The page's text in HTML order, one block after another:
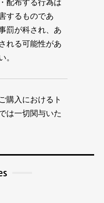
配布する行為は
するものであ
罰が科され、あ
れる可能性があ
。
購入におけるト
は一切関与いた